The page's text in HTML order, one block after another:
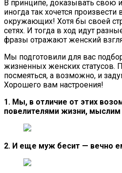
В принципе, доказывать свою
иногда так хочется произвести
окружающих! Хотя бы своей
сетях. И тогда в ход идут
фразы отражают женский
Мы подготовили для вас
жизненных женских статусов.
посмеяться, а возможно, и
Хорошего вам настроения!
1. Мы, в отличие от этих
повелителями жизни, мыслим
2. И еще муж бесит — вечно